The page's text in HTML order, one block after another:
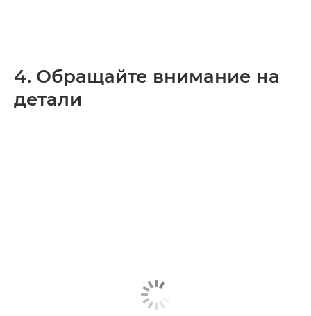
4. Обращайте внимание на
детали